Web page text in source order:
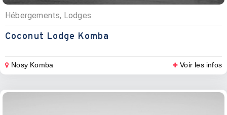
Hébergements, Lodges
Coconut Lodge Komba
Nosy Komba Voir les infos